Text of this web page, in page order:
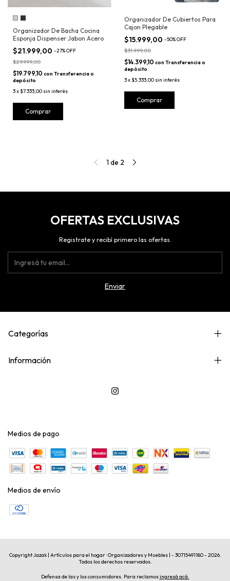
Organizador De Bacha Cocina
Esponja Dispenser Jabon Acero
$21.999,00 -27%OFF
$29.999,00
$19.799,10 con Transferencia o
depósito
3x$7.333,00 sin interés
Comprar
Organizador De Cubiertos Para
Cajon Plegable
$15.999,00 -50%OFF
$31.999,00
$14.399,10 con Transferencia o
depósito
3x$5.333,00 sin interés
1 de 2
OFERTAS EXCLUSIVAS
Registrate y recibí primero las ofertas.
Categorías
Información
Medios de pago
Medios de envío
Copyright Jazak | Artículos para el hogar · Organizadores y Muebles | - 30715491180 - 2026.
Todos los derechos reservados.
Defensa de las y los consumidores. Para reclamosingresá acá.